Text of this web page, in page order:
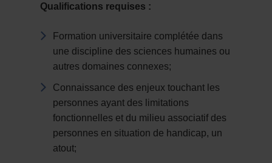
Qualifications requises :
Formation universitaire complétée dans
une discipline des sciences humaines ou
autres domaines connexes;
Connaissance des enjeux touchant les
personnes ayant des limitations
fonctionnelles et du milieu associatif des
personnes en situation de handicap, un
atout;